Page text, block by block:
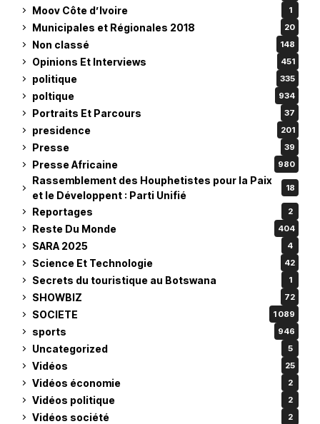
Moov Côte d’Ivoire 1
Municipales et Régionales 2018 20
Non classé 148
Opinions Et Interviews 451
politique 335
poltique 934
Portraits Et Parcours 37
presidence 201
Presse 39
Presse Africaine 980
Rassemblement des Houphetistes pour la Paix
et le Développent : Parti Unifié
18
Reportages 2
Reste Du Monde 404
SARA 2025 4
Science Et Technologie 42
Secrets du touristique au Botswana 1
SHOWBIZ 72
SOCIETE 1 089
sports 946
Uncategorized 5
Vidéos 25
Vidéos économie 2
Vidéos politique 2
Vidéos société 2